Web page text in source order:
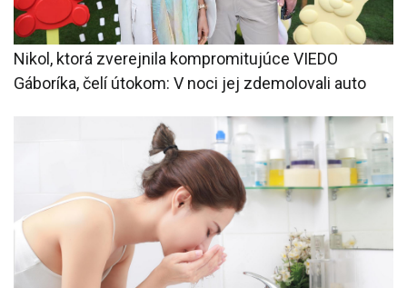
Nikol, ktorá zverejnila kompromitujúce VIEDO
Gáboríka, čelí útokom: V noci jej zdemolovali auto